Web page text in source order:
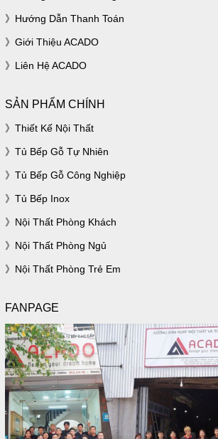
Hướng Dẫn Thanh Toán
Giới Thiệu ACADO
Liên Hệ ACADO
SẢN PHẨM CHÍNH
Thiết Kế Nội Thất
Tủ Bếp Gỗ Tự Nhiên
Tủ Bếp Gỗ Công Nghiệp
Tủ Bếp Inox
Nội Thất Phòng Khách
Nội Thất Phòng Ngủ
Nội Thất Phòng Trẻ Em
FANPAGE